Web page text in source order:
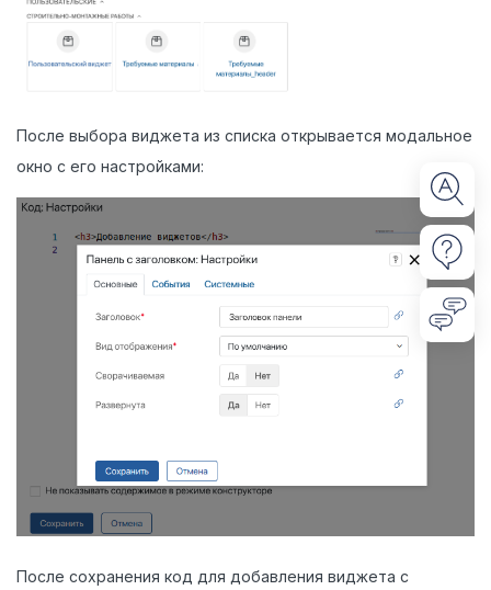
После выбора виджета из списка открывается модальное
окно с его настройками:
После сохранения код для добавления виджета с